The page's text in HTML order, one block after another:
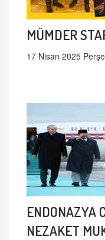
MÜMDER
17 Nisan 2025
ENDONAZYA
NEZAKET